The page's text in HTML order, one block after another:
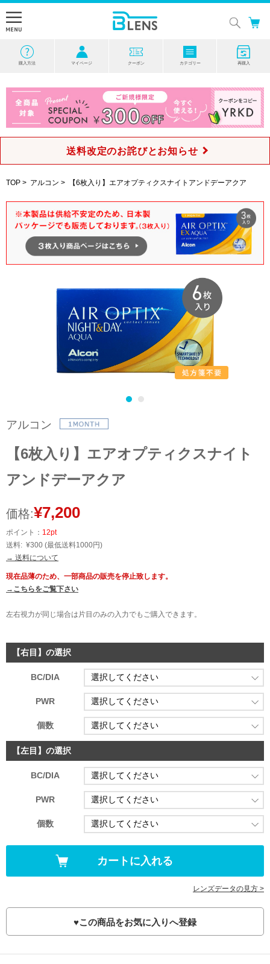
購入方法 マイページ クーポン カテゴリー 再購入
送料改定のお詫びとお知らせ
TOP > アルコン > 【6枚入り】エアオプティクスナイトアンドデーアクア
アルコン
【6枚入り】エアオプティクスナイト
アンドデーアクア
価格:¥7,200
ポイント： 12pt
送料: ¥300 (最低送料1000円)
→ 送料について
現在品薄のため、一部商品の販売を停止致します。
→こちらをご覧下さい
左右視力が同じ場合は片目のみの入力でもご購入できます。
【右目】の選択
BC/DIA
PWR
個数
【左目】の選択
BC/DIA
PWR
個数
レンズデータの見方 >
♥この商品をお気に入りへ登録